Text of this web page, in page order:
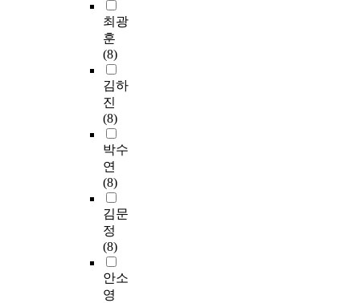
최광
훈
(8)
김하
진
(8)
박수
연
(8)
김문
정
(8)
안소
영